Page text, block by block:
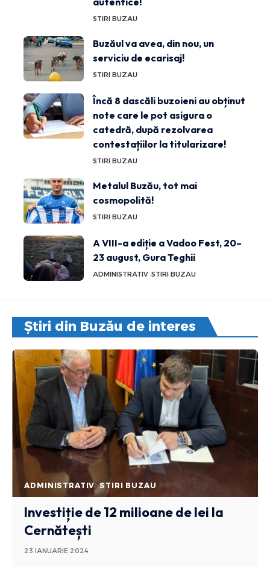
STIRI BUZAU
Buzăul va avea, din nou, un
serviciu de ecarisaj!
STIRI BUZAU
Încă 8 dascăli buzoieni au obținut
note care le pot asigura o
catedră, după rezolvarea
contestațiilor la titularizare!
STIRI BUZAU
Metalul Buzău, tot mai
cosmopolită!
STIRI BUZAU
A VIII-a ediție a Vadoo Fest, 20–
23 august, Gura Teghii
ADMINISTRATIV STIRI BUZAU
Știri din Buzău de interes
ADMINISTRATIV STIRI BUZAU
Investiție de 12 milioane de lei la
Cernătești
23 IANUARIE 2024